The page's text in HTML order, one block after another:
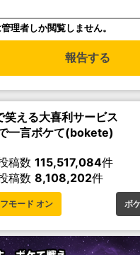
理者しか閲覧しません。
報告する
笑える大喜利サービス
一言ボケて(bokete)
稿数 115,517,084件
稿数 8,108,202件
モード オン ボ